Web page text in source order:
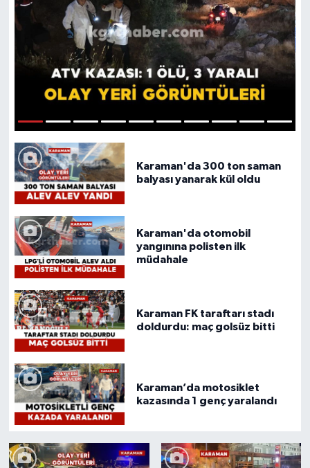
Karaman'da 300 ton saman
balyası yanarak kül oldu
Karaman'da otomobil
yangınına polisten ilk
müdahale
Karaman FK taraftarı stadı
doldurdu: maç golsüz bitti
Karaman’da motosiklet
kazasında 1 genç yaralandı
Vefat Edenler